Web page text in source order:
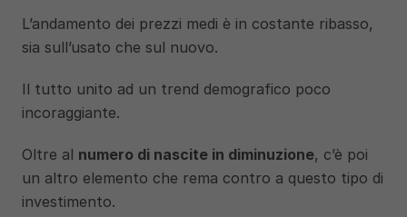
L’andamento dei prezzi medi è in costante ribasso,
sia sull’usato che sul nuovo.
Il tutto unito ad un trend demografico poco
incoraggiante.
Oltre al numero di nascite in diminuzione, c’è poi
un altro elemento che rema contro a questo tipo di
investimento.